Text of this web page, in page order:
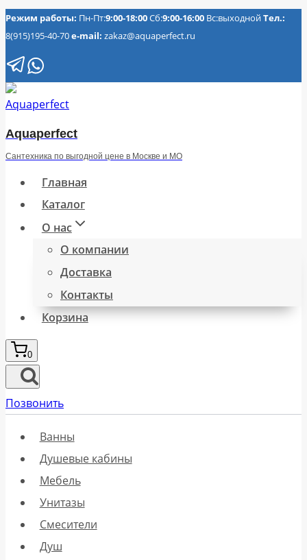
Перейти
к
содержимому
Режим работы: Пн-Пт:9:00-18:00Сб:9:00-16:00 Вс:выходнойТел.:
8(915)195-40-70e-mail: zakaz@aquaperfect.ru
Aquaperfect
Сантехника по выгодной цене в Москве и МО
Главная
Каталог
О нас
О компании
Доставка
Контакты
Корзина
0
Позвонить
Ванны
Душевые кабины
Мебель
Унитазы
Смесители
Душ